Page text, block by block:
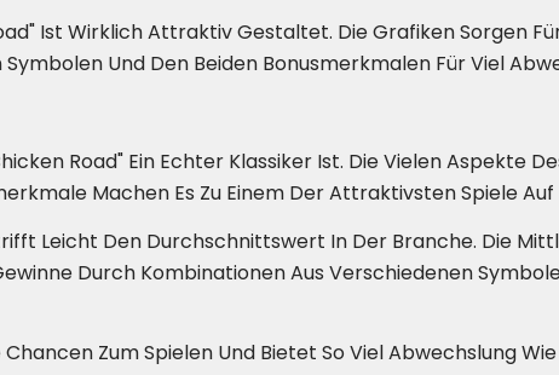
Ist Wirklich Attraktiv Gestaltet. Die Grafiken Sorgen
Und Den Beiden Bonusmerkmalen Für Viel
Road" Ein Echter Klassiker Ist. Die Vielen Aspekte
Machen Es Zu Einem Der Attraktivsten Spiele
Leicht Den Durchschnittswert In Der Branche. Die
Durch Kombinationen Aus Verschiedenen
Zum Spielen Und Bietet So Viel Abwechslung